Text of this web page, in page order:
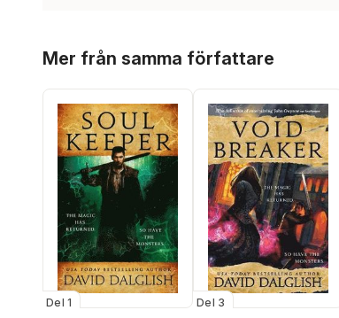
Mer från samma författare
Del 1 Del 3